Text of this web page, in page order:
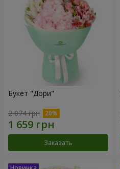
Букет "Дори"
2 074 грн
Заказать